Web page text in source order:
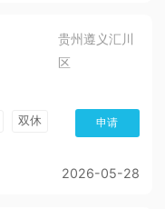
贵州遵义汇川
区
双休
申请
2026-05-28